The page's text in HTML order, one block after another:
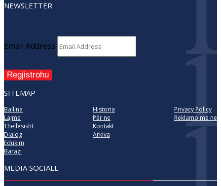
NEWSLETTER
Email Address
Regjistrohu
SITEMAP
Ballina
Lajme
Thellësisht
Dialog
Edukim
Barazi
Historia
Për ne
Kontakt
Arkiva
Privacy Policy
Reklamo me ne
MEDIA SOCIALE